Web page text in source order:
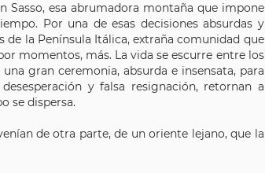
Sasso, esa abrumadora montaña que impone
Por una de esas decisiones absurdas y
de la Península Itálica, extraña comunidad que
momentos, más. La vida se escurre entre los
gran ceremonia, absurda e insensata, para
y falsa resignación, retornan a
se dispersa.
de otra parte, de un oriente lejano, que la